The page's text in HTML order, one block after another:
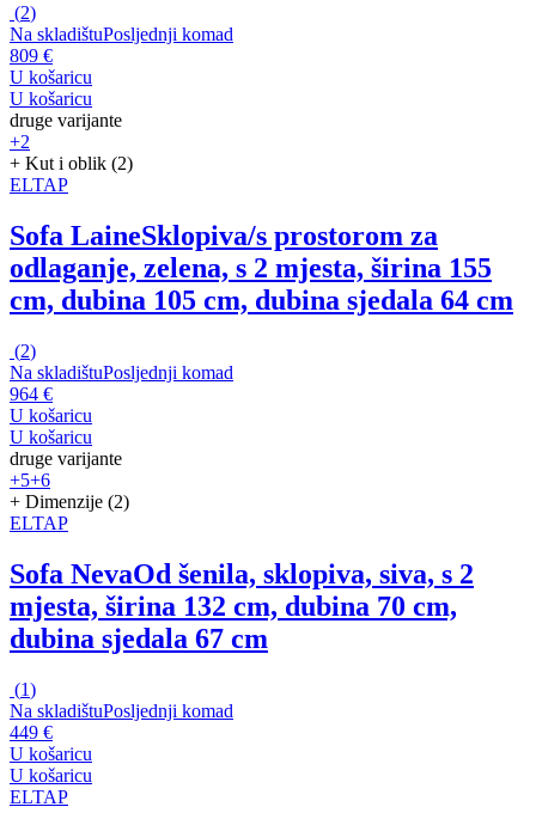
(2)
Na skladištuPosljednji komad
809 €
U košaricu
U košaricu
druge varijante
+2
+ Kut i oblik (2)
ELTAP
Sofa LaineSklopiva/s prostorom za
odlaganje, zelena, s 2 mjesta, širina 155
cm, dubina 105 cm, dubina sjedala 64 cm
(2)
Na skladištuPosljednji komad
964 €
U košaricu
U košaricu
druge varijante
+5+6
+ Dimenzije (2)
ELTAP
Sofa NevaOd šenila, sklopiva, siva, s 2
mjesta, širina 132 cm, dubina 70 cm,
dubina sjedala 67 cm
(1)
Na skladištuPosljednji komad
449 €
U košaricu
U košaricu
ELTAP